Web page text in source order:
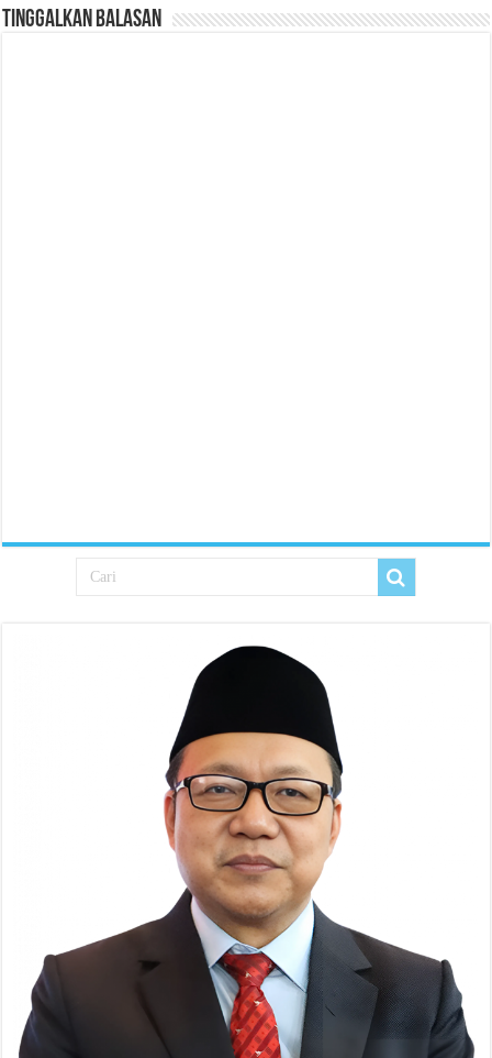
Tinggalkan Balasan